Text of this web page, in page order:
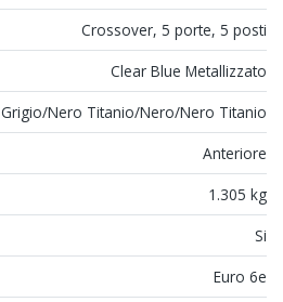
Crossover, 5 porte, 5 posti
Clear Blue Metallizzato
Grigio/Nero Titanio/Nero/Nero Titanio
Anteriore
1.305 kg
Si
Euro 6e